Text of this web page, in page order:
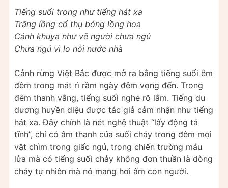
Tiếng suối trong như tiếng hát xa
Trăng lồng cổ thụ bóng lồng hoa
Cảnh khuya như vẽ người chưa ngủ
Chưa ngủ vì lo nỗi nước nhà
Cảnh rừng Việt Bắc được mở ra bằng tiếng suối êm
đềm trong mát rì rầm ngày đêm vọng đến. Trong
đêm thanh vắng, tiếng suối nghe rõ lắm. Tiếng du
dương huyền diệu được tác giả cảm nhận như tiếng
hát xa. Đây chính là nét nghệ thuật “lấy động tả
tĩnh”, chỉ có âm thanh của suối chảy trong đêm mọi
vật chìm trong giấc ngủ, trong chiến trường máu
lửa mà có tiếng suối chảy không đơn thuần là dòng
chảy tự nhiên mà nó mang hơi ấm con người.